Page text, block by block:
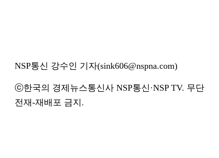
NSP통신 강수인 기자(sink606@nspna.com)
ⓒ한국의 경제뉴스통신사 NSP통신·NSP TV. 무단
전재-재배포 금지.